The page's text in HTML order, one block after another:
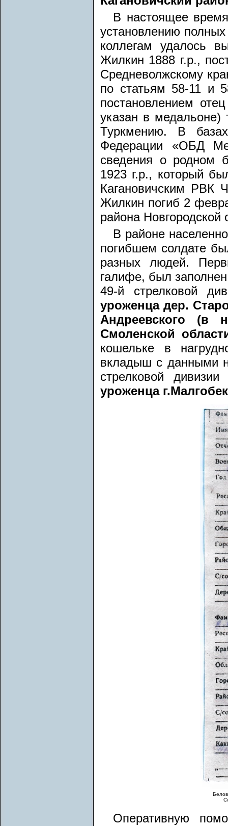
В настоящее время
установлению
коллегам удалось
Жилкин 1888 г.р.,
Средневолжскому
по статьям 58-11
постановлением
указан в
Туркмению. В
Федерации «ОБД
сведения о родном
1923 г.р., который
Кагановичским РВК
Жилкин погиб 2
района Новгородской
В районе
погибшем солдате
разных людей.
галифе, был
49-й стрелковой
уроженца дер.
Андреевского (в
Смоленской
кошельке в
вкладыш с данными
стрелковой
уроженца
Оперативную